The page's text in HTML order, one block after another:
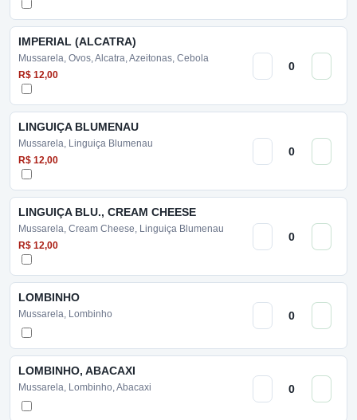
IMPERIAL (ALCATRA)
Mussarela, Ovos, Alcatra, Azeitonas, Cebola
R$ 12,00
LINGUIÇA BLUMENAU
Mussarela, Linguiça Blumenau
R$ 12,00
LINGUIÇA BLU., CREAM CHEESE
Mussarela, Cream Cheese, Linguiça Blumenau
R$ 12,00
LOMBINHO
Mussarela, Lombinho
LOMBINHO, ABACAXI
Mussarela, Lombinho, Abacaxi